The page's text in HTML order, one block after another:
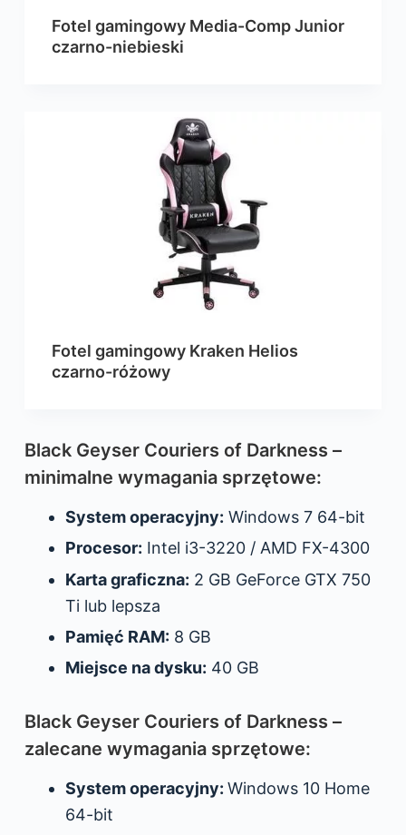
Fotel gamingowy Media-Comp Junior
czarno-niebieski
Fotel gamingowy Kraken Helios
czarno-różowy
Black Geyser Couriers of Darkness –
minimalne wymagania sprzętowe:
System operacyjny: Windows 7 64-bit
Procesor: Intel i3-3220 / AMD FX-4300
Karta graficzna: 2 GB GeForce GTX 750
Ti lub lepsza
Pamięć RAM: 8 GB
Miejsce na dysku: 40 GB
Black Geyser Couriers of Darkness –
zalecane wymagania sprzętowe:
System operacyjny: Windows 10 Home
64-bit